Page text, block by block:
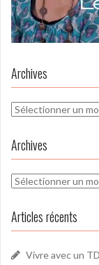
Archives
Archives
Archives
Archives
Articles récents
Vivre avec un